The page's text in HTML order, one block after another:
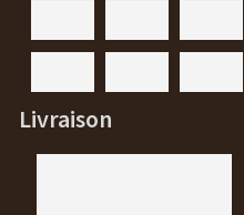
Livraison